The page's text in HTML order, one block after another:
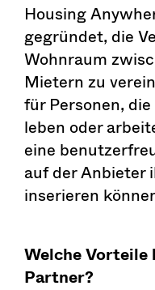
Housing
gegründet, die
Wohnraum
Mietern zu
für Personen,
leben oder
eine
auf der Anbieter
inserieren
Welche
Partner?